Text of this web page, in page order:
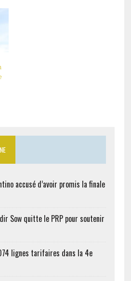
accusé d’avoir promis la finale
Sow quitte le PRP pour soutenir
lignes tarifaires dans la 4e